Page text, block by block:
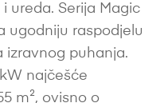
ureda. Serija Magic
ugodniju raspodjelu
izravnog puhanja.
najčešće
m², ovisno o